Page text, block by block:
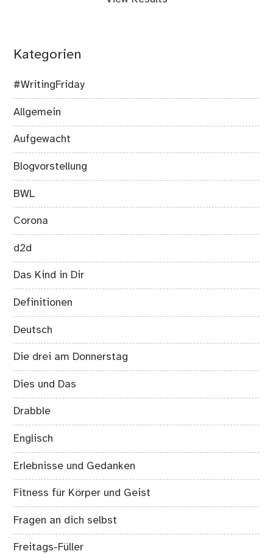
Kategorien
#WritingFriday
Allgemein
Aufgewacht
Blogvorstellung
BWL
Corona
d2d
Das Kind in Dir
Definitionen
Deutsch
Die drei am Donnerstag
Dies und Das
Drabble
Englisch
Erlebnisse und Gedanken
Fitness für Körper und Geist
Fragen an dich selbst
Freitags-Füller